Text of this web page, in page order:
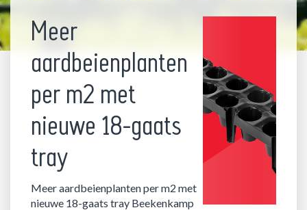
Meer
aardbeienplanten
per m2 met
nieuwe 18-gaats
tray
Meer aardbeienplanten per m2 met
nieuwe 18-gaats tray Beekenkamp